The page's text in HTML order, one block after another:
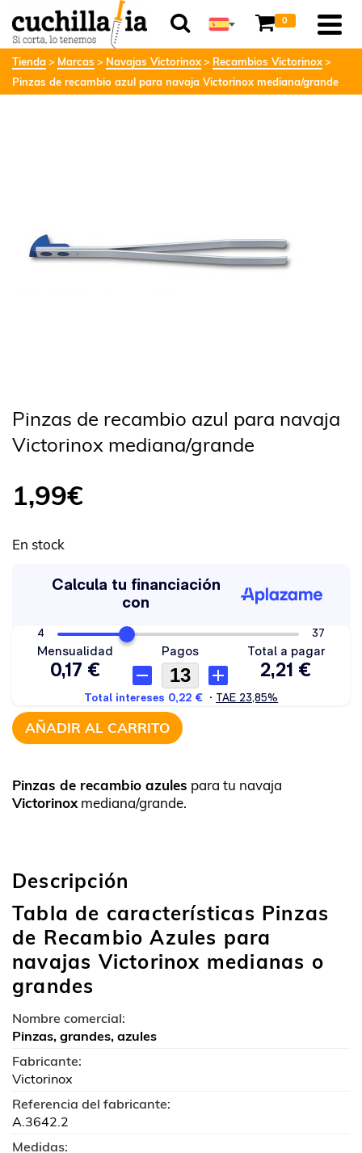
0
Tienda Marcas Navajas Victorinox
Recambios Victorinox
Pinzas de recambio azul para navaja Victorinox mediana/grande
Pinzas de recambio azul para navaja
Victorinox mediana/grande
1,99€
En stock
AÑADIR AL CARRITO
Pinzas de recambio azules para tu navaja
Victorinox mediana/grande.
Descripción
Tabla de características Pinzas
de Recambio Azules para
navajas Victorinox medianas o
grandes
Nombre comercial:
Pinzas, grandes, azules
Fabricante:
Victorinox
Referencia del fabricante:
A.3642.2
Medidas: